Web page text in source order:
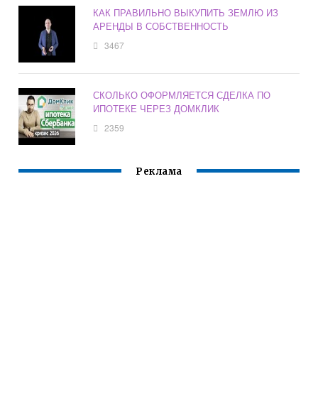
КАК ПРАВИЛЬНО ВЫКУПИТЬ ЗЕМЛЮ ИЗ
АРЕНДЫ В СОБСТВЕННОСТЬ
3467
СКОЛЬКО ОФОРМЛЯЕТСЯ СДЕЛКА ПО
ИПОТЕКЕ ЧЕРЕЗ ДОМКЛИК
2359
Реклама